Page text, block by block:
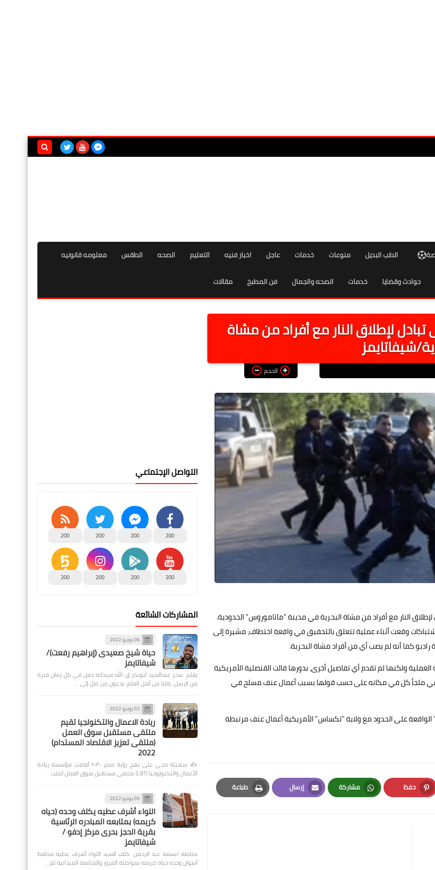
الطب البديل منوعات خدمات عاجل اخبار فنيه التعليم الصحه الطقس معلومه قانونيه
حوادث وقضايا خدمات الصحه والجمال فن المطبخ مقالات
أشخاص فى تبادل لإطلاق النار مع أفراد من مشاة
شيفاتايمز
الحجم
وقعت أثناء عملية تتعلق بالتحقيق في واقعة اختطاف، مشيرة إلى
كما أنه لم يصب أي من أفراد مشاة البحرية.
ولكنها لم تقدم أي تفاصيل أخرى، بدورها قالت القنصلية الأمريكية
في ملجأ كل في مكانه على حسب قولها بسبب أعمال عنف مسلح في
على الحدود مع ولاية "تكساس" الأمريكية أعمال عنف مرتبطة
حفظ
Pinterest
مشاركة
Whatsapp
إرسال
Email
طباعة
Print
التواصل الإجتماعي
200
200
200
200
200
200
200
200
المشاركات الشائعة
06 يونيو 2022
حياة شيخ صعيدى (إبراهيم رفعت)/
شيفاتايمز
بقلم :سحر عبدالسيد أبوبكر إن الله سبحانه جعل في كل زمان فترة
من الرسل، بقايا من أهل العلم، يدعون من ضل إلى …
02 يونيو 2022
ريادة الاعمال والتكنولجيا تقيم
ملتقى مستقبل سوق العمل
(ملتقى تعزيز الاقتصاد المستدام)
2022
✍️ سهيلة محي على نهج رؤية مصر ٢٠٣٠ أقامت مؤسسة ريادة
الأعمال والتكنولوجيا (LBT) ملتقى مستقبل سوق العمل (ملت…
05 يوليو 2022
اللواء أشرف عطيه يكلف وحده (حياه
كريمه) بمتابعه المبادره الرئاسية
بقرية الحجز بحرى مركز إدفو /
شيفاتايمز
متابعه /بسمه عبد الرحمن كلف السيد اللواء أشرف عطيه محافظ
أسوان وحده حياه كريمه بمواصلة المرور والمتابعة الميدانية لم…